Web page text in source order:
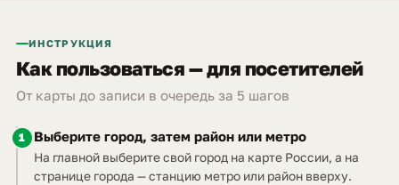
ИНСТРУКЦИЯ
Как пользоваться — для посетителей
От карты до записи в очередь за 5 шагов
1 Выберите город, затем район или метро
На главной выберите свой город на карте России, а на
странице города — станцию метро или район вверху.